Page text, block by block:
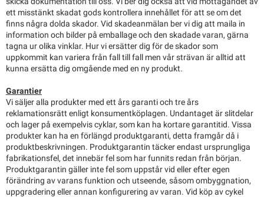
ett misstänkt skadat gods kontrollera innehållet för att se om det
finns några dolda skador. Vid skadeanmälan ber vi dig att maila in
information och bilder på emballage och den skadade varan, gärna
tagna ur olika vinklar. Hur vi ersätter dig för de skador som
uppkommit kan variera från fall till fall men vår strävan är alltid att
kunna ersätta dig omgående med en ny produkt.
Garantier
Vi säljer alla produkter med ett års garanti och tre års
reklamationsrätt enligt konsumentköplagen. Undantaget är slitdelar
och lager på exempelvis cyklar, som kan ha kortare garantitid. Vissa
produkter kan ha en förlängd produktgaranti, detta framgår då i
produktbeskrivningen. Produktgarantin täcker endast ursprungliga
fabrikationsfel, det innebär fel som har funnits redan från början.
Produktgarantin gäller inte fel som uppstår vid eller efter egen
förändring av varans funktion och utseende, såsom ombyggnation,
uppgradering eller annan konfigurering av varan. Vid köp av cykel